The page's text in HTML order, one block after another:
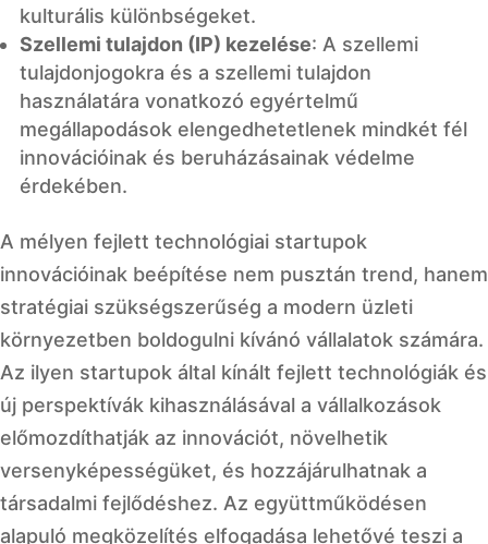
kulturális különbségeket.
Szellemi tulajdon (IP) kezelése: A szellemi
tulajdonjogokra és a szellemi tulajdon
használatára vonatkozó egyértelmű
megállapodások elengedhetetlenek mindkét fél
innovációinak és beruházásainak védelme
érdekében.
A mélyen fejlett technológiai startupok
innovációinak beépítése nem pusztán trend, hanem
stratégiai szükségszerűség a modern üzleti
környezetben boldogulni kívánó vállalatok számára.
Az ilyen startupok által kínált fejlett technológiák és
új perspektívák kihasználásával a vállalkozások
előmozdíthatják az innovációt, növelhetik
versenyképességüket, és hozzájárulhatnak a
társadalmi fejlődéshez. Az együttműködésen
alapuló megközelítés elfogadása lehetővé teszi a